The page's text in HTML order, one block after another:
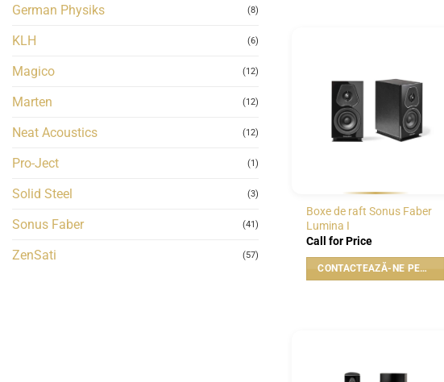
German Physiks (8)
KLH (6)
Magico (12)
Marten (12)
Neat Acoustics (12)
Pro-Ject (1)
Solid Steel (3)
Sonus Faber (41)
ZenSati (57)
Boxe de raft Sonus Faber
Lumina I
Call for Price
CONTACTEAZĂ-NE PENTRU PREȚ